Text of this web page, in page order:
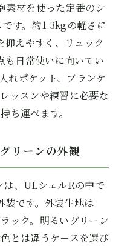
素材を使った定番のシ
す。約1.3kgの軽さに
抑えやすく、リュック
も日常使いに向いてい
れポケット、ブランケ
ッスンや練習に必要な
ち運べます。
リーンの外観
は、ULシェルRの中で
装です。外装生地は
ック。明るいグリーン
とは違うケースを選び